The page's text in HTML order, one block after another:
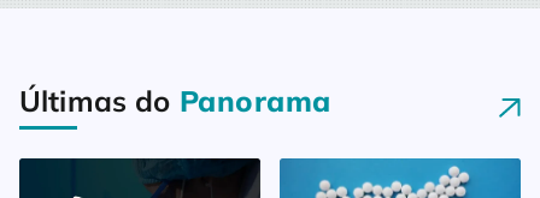
Últimas do Panorama